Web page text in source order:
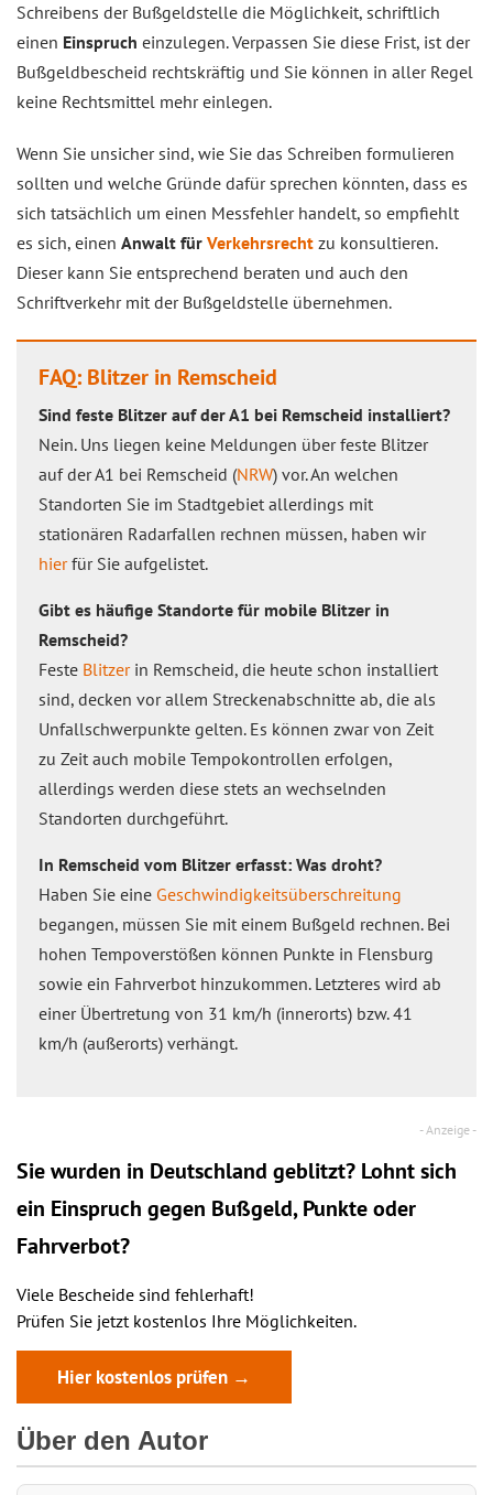
Schreibens der Bußgeldstelle die Möglichkeit, schriftlich
einen Einspruch einzulegen. Verpassen Sie diese Frist, ist der
Bußgeldbescheid rechtskräftig und Sie können in aller Regel
keine Rechtsmittel mehr einlegen.
Wenn Sie unsicher sind, wie Sie das Schreiben formulieren
sollten und welche Gründe dafür sprechen könnten, dass es
sich tatsächlich um einen Messfehler handelt, so empfiehlt
es sich, einen Anwalt für Verkehrsrecht zu konsultieren.
Dieser kann Sie entsprechend beraten und auch den
Schriftverkehr mit der Bußgeldstelle übernehmen.
FAQ: Blitzer in Remscheid
Sind feste Blitzer auf der A1 bei Remscheid installiert?
Nein. Uns liegen keine Meldungen über feste Blitzer
auf der A1 bei Remscheid (NRW) vor. An welchen
Standorten Sie im Stadtgebiet allerdings mit
stationären Radarfallen rechnen müssen, haben wir
hierfür Sie aufgelistet.
Gibt es häufige Standorte für mobile Blitzer in
Remscheid?
Feste Blitzerin Remscheid, die heute schon installiert
sind, decken vor allem Streckenabschnitte ab, die als
Unfallschwerpunkte gelten. Es können zwar von Zeit
zu Zeit auch mobile Tempokontrollen erfolgen,
allerdings werden diese stets an wechselnden
Standorten durchgeführt.
In Remscheid vom Blitzer erfasst: Was droht?
Haben Sie eine Geschwindigkeitsüberschreitung
begangen, müssen Sie mit einem Bußgeld rechnen. Bei
hohen Tempoverstößen können Punkte in Flensburg
sowie ein Fahrverbot hinzukommen. Letzteres wird ab
einer Übertretung von 31 km/h (innerorts) bzw. 41
km/h (außerorts) verhängt.
Sie wurden in Deutschland geblitzt? Lohnt sich
ein Einspruch gegen Bußgeld, Punkte oder
Fahrverbot?
Viele Bescheide sind fehlerhaft!
Prüfen Sie jetzt kostenlos Ihre Möglichkeiten.
Hier kostenlos prüfen →
Über den Autor